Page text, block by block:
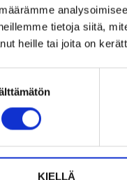
tietoja siitä,
heille tai joita on
KIELLÄ